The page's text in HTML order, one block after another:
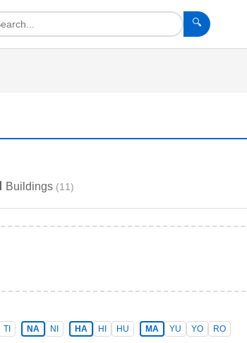
🔍
Buildings (11)
TI NA NI HA HI HU MA YU YO RO